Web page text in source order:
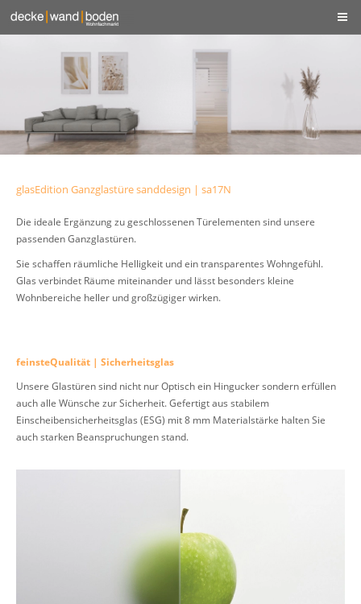
glasEdition Ganzglastüre sanddesign | sa17N
Die ideale Ergänzung zu geschlossenen Türelementen sind unsere
passenden Ganzglastüren.
Sie schaffen räumliche Helligkeit und ein transparentes Wohngefühl.
Glas verbindet Räume miteinander und lässt besonders kleine
Wohnbereiche heller und großzügiger wirken.
feinsteQualität | Sicherheitsglas
Unsere Glastüren sind nicht nur Optisch ein Hingucker sondern erfüllen
auch alle Wünsche zur Sicherheit. Gefertigt aus stabilem
Einscheibensicherheitsglas (ESG) mit 8 mm Materialstärke halten Sie
auch starken Beanspruchungen stand.